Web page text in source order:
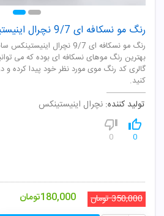
رنگ مو نسکافه ای 9/7 نچرال اینیستینکس
رنگ مو نسکافه ای 9/7 نچرال
بهترین رنگ موهای نسکافه ای بوده که می
گالری کد رنگ موی مورد نظر خود پیدا کرده و
کنید.
تولید کننده: نچرال اینیستینکس
0
0
350,000تومان 180,000تومان